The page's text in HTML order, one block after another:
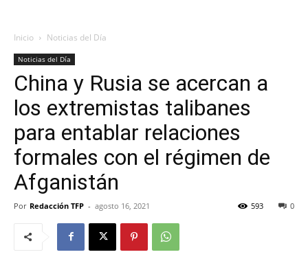
Inicio Noticias del Día
Noticias del Día
China y Rusia se acercan a
los extremistas talibanes
para entablar relaciones
formales con el régimen de
Afganistán
Por Redacción TFP - agosto 16, 2021 0
593